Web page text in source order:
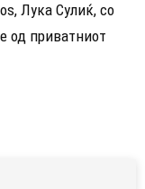
Лука Сулиќ, со
од приватниот